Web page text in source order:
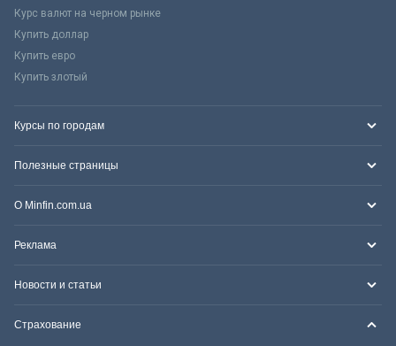
Курс валют на черном рынке
Купить доллар
Купить евро
Купить злотый
Курсы по городам
Полезные страницы
О Minfin.com.ua
Реклама
Новости и статьи
Страхование